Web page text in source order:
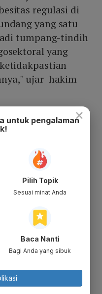
regulasi di
yang satu
tumpang-tindih
yang
ujar hakim
×
untuk pengalaman
Pilih Topik
Sesuai minat Anda
Baca Nanti
Bagi Anda yang sibuk